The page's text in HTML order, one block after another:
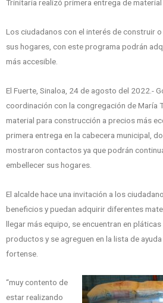
Trinitaria realizó primera entrega de
Los ciudadanos con el interés de construir
sus hogares, con este programa podrán
más accesible.
El Fuerte, Sinaloa, 24 de agosto del 2022.-
coordinación con la congregación de María
material para construcción a precios más
primera entrega en la cabecera municipal,
mostraron contactos ya que podrán
embellecer sus hogares.
El alcalde hace una invitación a los
beneficios y puedan adquirir diferentes
llegar más equipo, se encuentran en
productos y se agreguen en la lista de
fortense.
“muy contento de
estar realizando